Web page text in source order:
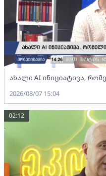
ახალი AI ინიციატივა,
2026/08/07 15:04
02:12